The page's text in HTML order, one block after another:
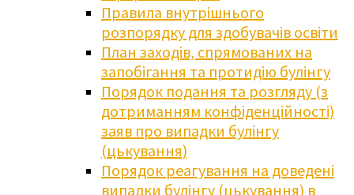
Правила внутрішнього
розпорядку для здобувачів освіти
План заходів, спрямованих на
запобігання та протидію булінгу
Порядок подання та розгляду (з
дотриманням конфіденційності)
заяв про випадки булінгу
(цькування)
Порядок реагування на доведені
випадки булінгу (цькування) в